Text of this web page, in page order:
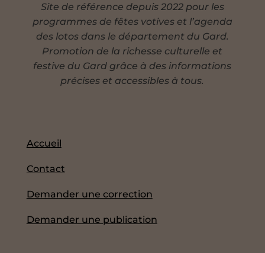
Site de référence depuis 2022 pour les
programmes de fêtes votives et l’agenda
des lotos dans le département du Gard.
Promotion de la richesse culturelle et
festive du Gard grâce à des informations
précises et accessibles à tous.
Accueil
Contact
Demander une correction
Demander une publication